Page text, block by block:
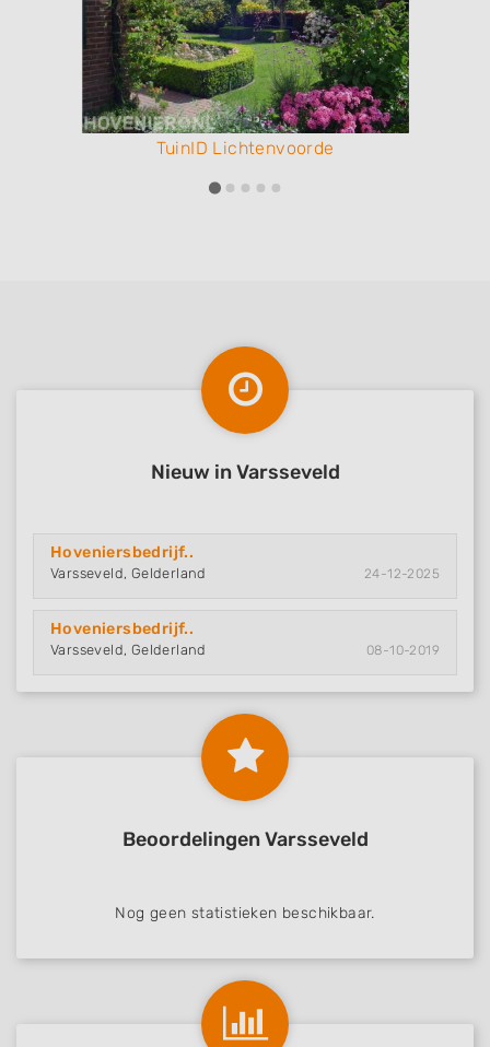
TuinID Lichtenvoorde
Nieuw in Varsseveld
Hoveniersbedrijf..
Varsseveld, Gelderland 24-12-2025
Hoveniersbedrijf..
Varsseveld, Gelderland 08-10-2019
Beoordelingen Varsseveld
Nog geen statistieken beschikbaar.